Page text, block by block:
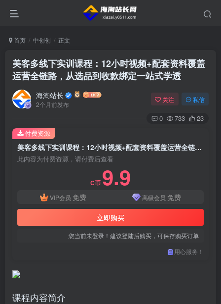
首页 中创创 正文
美客多线下实训课程：12小时视频+配套资料覆盖
运营全链路，从选品到收款绑定一站式学透
海淘站长
2个月前发布
关注 私信
0 733 23
美客多线下实训课程：12小时视频+配套资料覆盖运营全链路，从选品到收款绑定一站式学透
此内容为付费资源，请付费后查看
C币 9.9
VIP会员 免费 高级会员 免费
立即购买
您当前未登录！建议登陆后购买，可保存购买订单
用心服务！
付费资源
课程内容简介